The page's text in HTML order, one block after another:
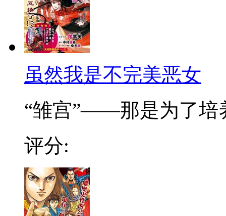
虽然我是不完美恶女
“雏宫”——那是为了培
评分: